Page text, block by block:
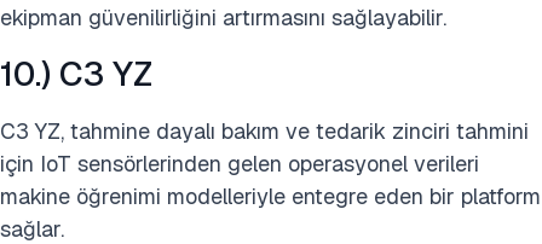
ekipman güvenilirliğini artırmasını sağlayabilir.
10.) C3 YZ
C3 YZ, tahmine dayalı bakım ve tedarik zinciri tahmini
için IoT sensörlerinden gelen operasyonel verileri
makine öğrenimi modelleriyle entegre eden bir platform
sağlar.